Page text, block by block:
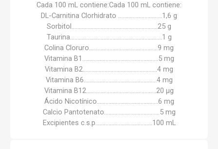
Cada 100 mL contiene:Cada 100 mL contiene:
DL-Carnitina Clorhidrato …………………………1,6 g
Sorbitol………………………………..…………………25 g
Taurina………………………………………..…………….1 g
Colina Cloruro……………….……..………………..9 mg
Vitamina B1……………………..…..…………………5 mg
Vitamina B2…………………….…..……………..….4 mg
Vitamina B6…………………………..…………..….4 mg
Vitamina B12…………….……………..………..….20 μg
Ácido Nicotínico…………………………….……..6 mg
Calcio Pantotenato………………………….…….5 mg
Excipientes c.s.p……………….………………..100 mL